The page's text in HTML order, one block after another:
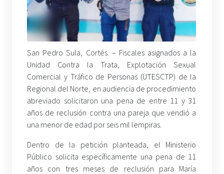
San Pedro Sula, Cortés. – Fiscales asignados a la
Unidad Contra la Trata, Explotación Sexual
Comercial y Tráfico de Personas (UTESCTP) de la
Regional del Norte, en audiencia de procedimiento
abreviado solicitaron una pena de entre 11 y 31
años de reclusión contra una pareja que vendió a
una menor de edad por seis mil lempiras.
Dentro de la petición planteada, el Ministerio
Público solicita específicamente una pena de 11
años con tres meses de reclusión para María